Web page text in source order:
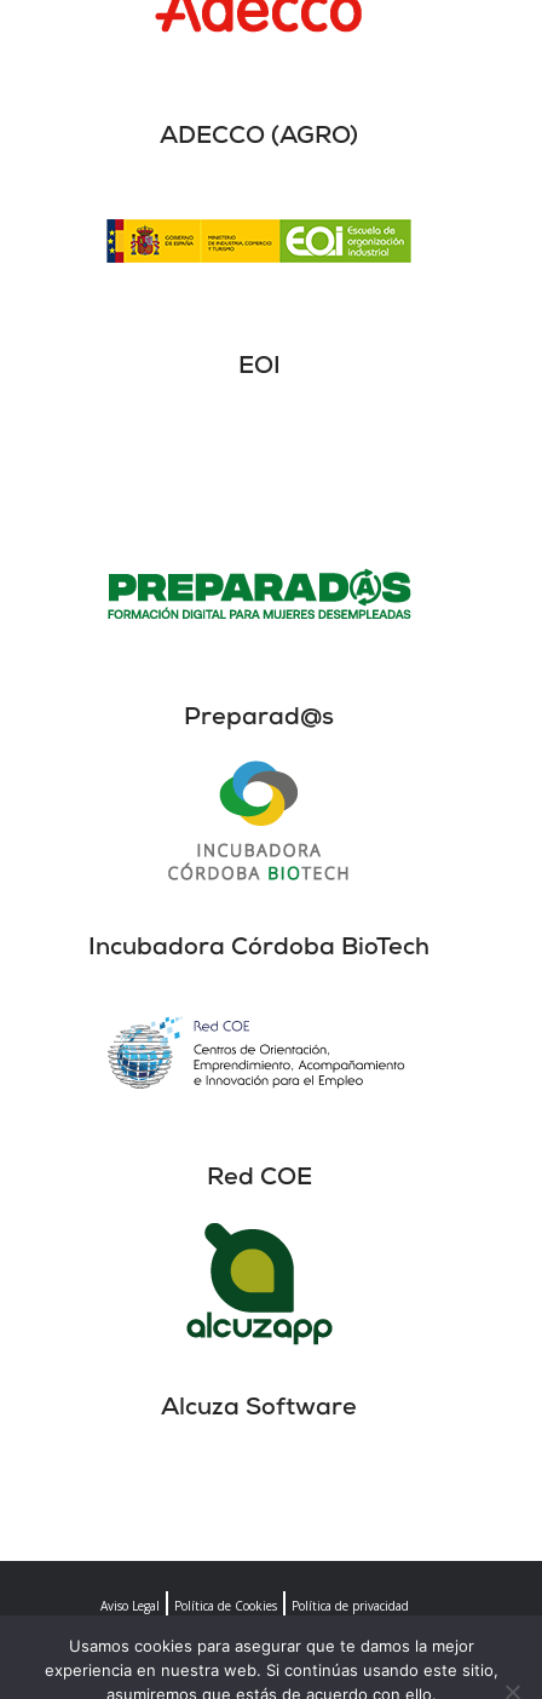
ADECCO (AGRO)
EOI
Preparad@s
Incubadora Córdoba BioTech
Red COE
Alcuza Software
Aviso Legal Política de Cookies Política de privacidad
Usamos cookies para asegurar que te damos la mejor
experiencia en nuestra web. Si continúas usando este sitio,
asumiremos que estás de acuerdo con ello.